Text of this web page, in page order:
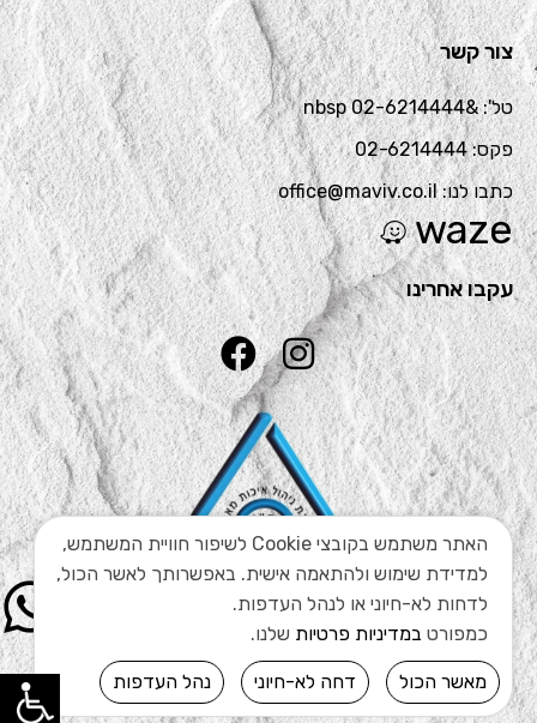
צור קשר
טל': &nbsp 02-6214444
פקס: 02-6214444
כתבו לנו: office@maviv.co.il
waze
עקבו אחרינו
האתר משתמש בקובצי Cookie לשיפור חוויית המשתמש,
למדידת שימוש ולהתאמה אישית. באפשרותך לאשר הכול,
לדחות לא-חיוני או לנהל העדפות.
כמפורט במדיניות פרטיות שלנו.
מאשר הכול דחה לא-חיוני נהל העדפות